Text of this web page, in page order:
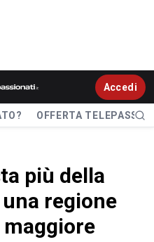
Accedi
OFFERTA TELEPASS
più della
regione